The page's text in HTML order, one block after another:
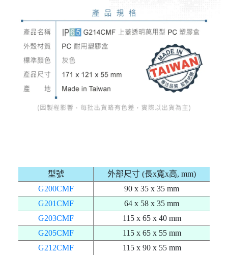
型號
外部尺寸 (長x寬x高, mm)
G200CMF
90 x 35 x 35 mm
G201CMF
64 x 58 x 35 mm
G203CMF
115 x 65 x 40 mm
G205CMF
115 x 65 x 55 mm
G212CMF
115 x 90 x 55 mm